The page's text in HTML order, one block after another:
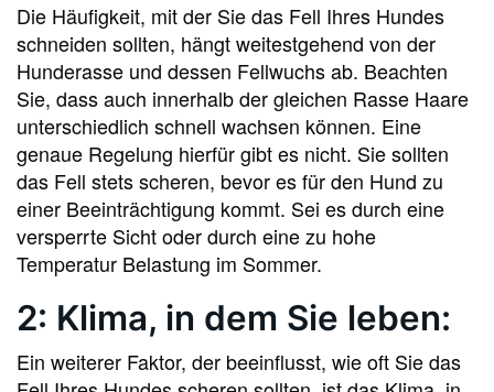
Die Häufigkeit, mit der Sie das Fell Ihres Hundes
schneiden sollten, hängt weitestgehend von der
Hunderasse und dessen Fellwuchs ab. Beachten
Sie, dass auch innerhalb der gleichen Rasse Haare
unterschiedlich schnell wachsen können. Eine
genaue Regelung hierfür gibt es nicht. Sie sollten
das Fell stets scheren, bevor es für den Hund zu
einer Beeinträchtigung kommt. Sei es durch eine
versperrte Sicht oder durch eine zu hohe
Temperatur Belastung im Sommer.
2: Klima, in dem Sie leben:
Ein weiterer Faktor, der beeinflusst, wie oft Sie das